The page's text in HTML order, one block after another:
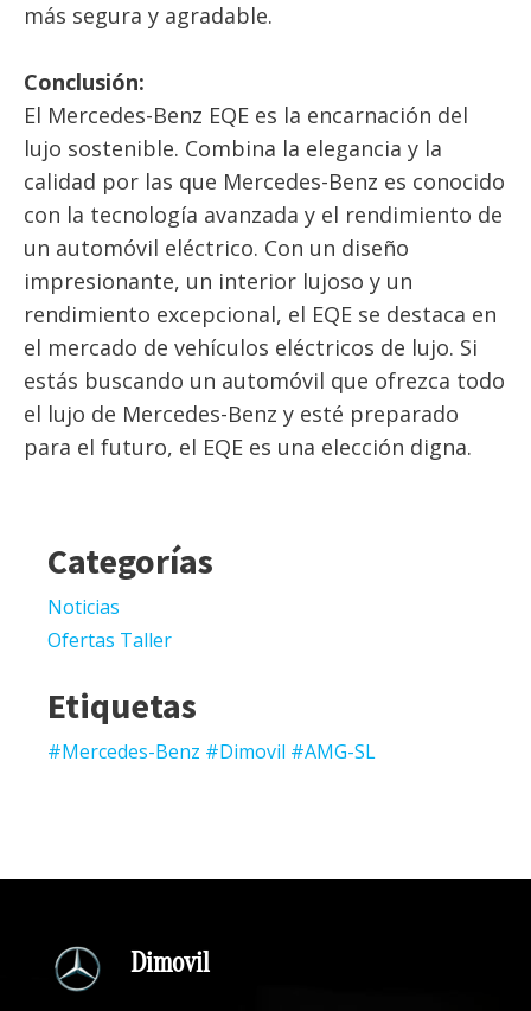
más segura y agradable.
Conclusión:
El Mercedes-Benz EQE es la encarnación del
lujo sostenible. Combina la elegancia y la
calidad por las que Mercedes-Benz es conocido
con la tecnología avanzada y el rendimiento de
un automóvil eléctrico. Con un diseño
impresionante, un interior lujoso y un
rendimiento excepcional, el EQE se destaca en
el mercado de vehículos eléctricos de lujo. Si
estás buscando un automóvil que ofrezca todo
el lujo de Mercedes-Benz y esté preparado
para el futuro, el EQE es una elección digna.
Categorías
Noticias
Ofertas Taller
Etiquetas
#Mercedes-Benz #Dimovil #AMG-SL
Dimovil